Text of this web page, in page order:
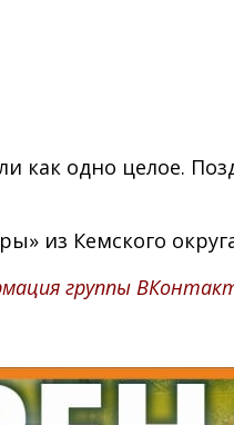
как одно целое.
из Кемского
группы